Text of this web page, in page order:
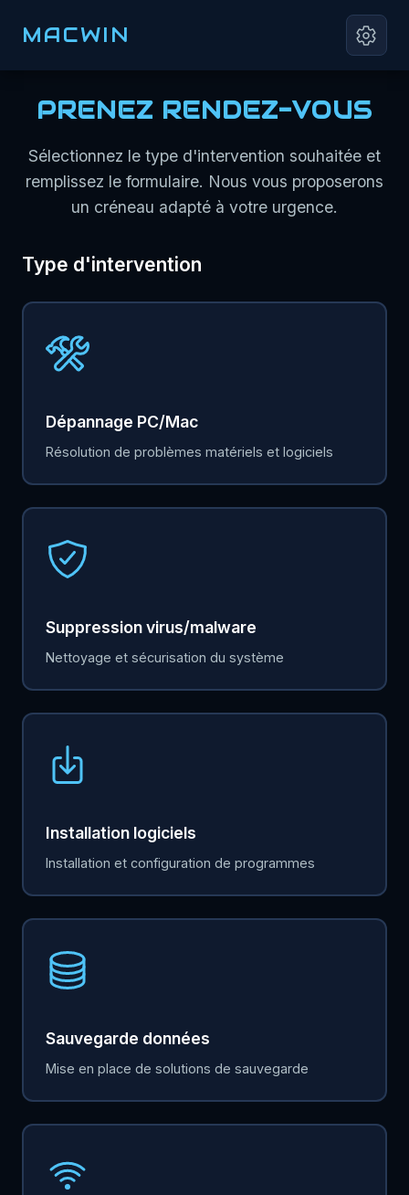
MACWIN
PRENEZ RENDEZ-VOUS
Sélectionnez le type d'intervention souhaitée et
remplissez le formulaire. Nous vous proposerons
un créneau adapté à votre urgence.
Type d'intervention
Dépannage PC/Mac
Résolution de problèmes matériels et logiciels
Suppression virus/malware
Nettoyage et sécurisation du système
Installation logiciels
Installation et configuration de programmes
Sauvegarde données
Mise en place de solutions de sauvegarde